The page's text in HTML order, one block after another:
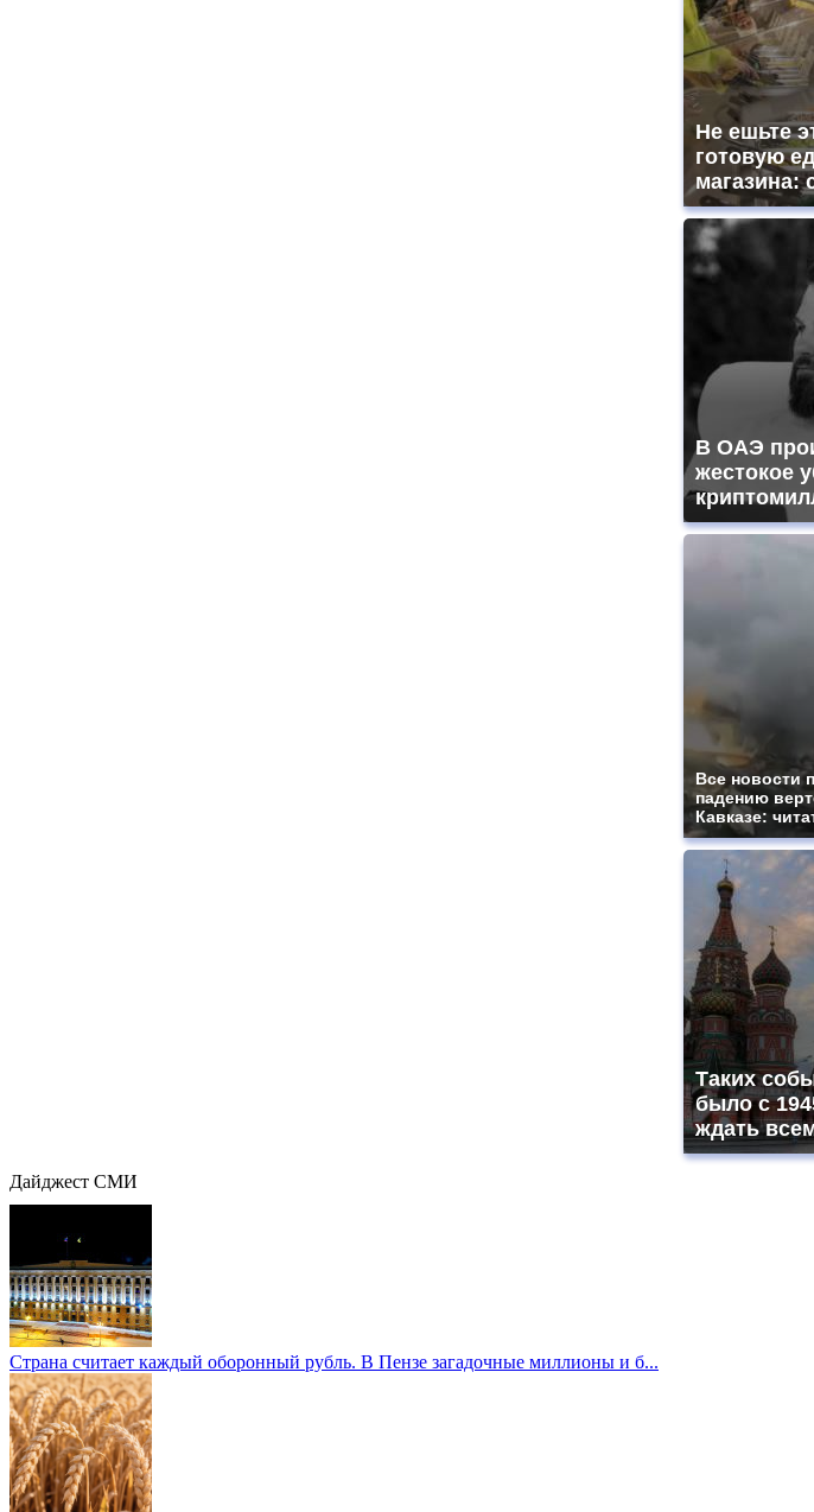
Не ешьте
готовую
магазина:
В ОАЭ
жестокое
Все новости
падению
Кавказе:
Таких
было с
ждать
Дайджест СМИ
Страна считает каждый оборонный рубль. В Пензе загадочные миллионы и б...